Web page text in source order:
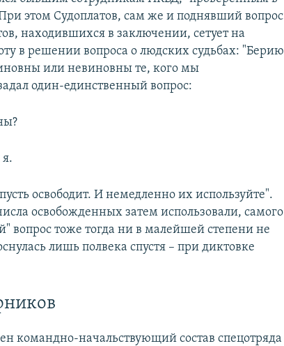
этом Судоплатов, сам же и поднявший вопрос
находившихся в заключении, сетует на
в решении вопроса о людских судьбах: "Берию
или невиновны те, кого мы
один-единственный вопрос:
освободит. И немедленно их используйте".
освобожденных затем использовали, самого
вопрос тоже тогда ни в малейшей степени не
лишь полвека спустя – при диктовке
командно-начальствующий состав спецотряда